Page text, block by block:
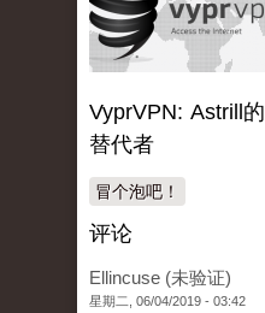
VyprVPN: Astrill的
替代者
冒个泡吧！
评论
Ellincuse (未验证)
星期二, 06/04/2019 - 03:42